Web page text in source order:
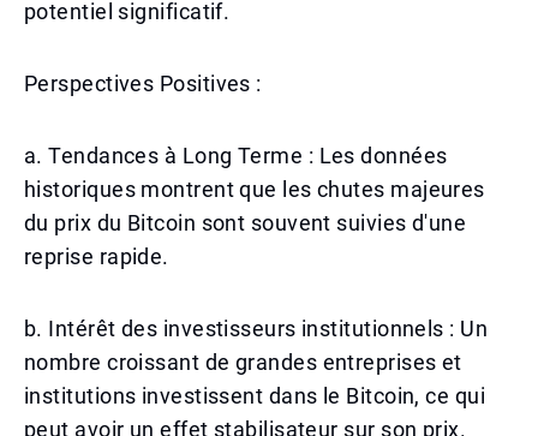
potentiel significatif.
Perspectives Positives :
a. Tendances à Long Terme : Les données
historiques montrent que les chutes majeures
du prix du Bitcoin sont souvent suivies d'une
reprise rapide.
b. Intérêt des investisseurs institutionnels : Un
nombre croissant de grandes entreprises et
institutions investissent dans le Bitcoin, ce qui
peut avoir un effet stabilisateur sur son prix.